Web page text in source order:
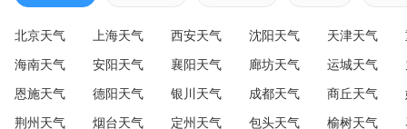
北京天气 上海天气 西安天气 沈阳天气 天津天气
海南天气 安阳天气 襄阳天气 廊坊天气 运城天气
恩施天气 德阳天气 银川天气 成都天气 商丘天气
荆州天气 烟台天气 定州天气 包头天气 榆树天气